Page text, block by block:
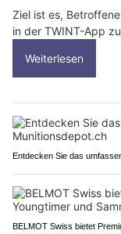
Ziel ist es,
in der TWINT-App
Weiterlesen
Entdecken Sie das
BELMOT Swiss bietet